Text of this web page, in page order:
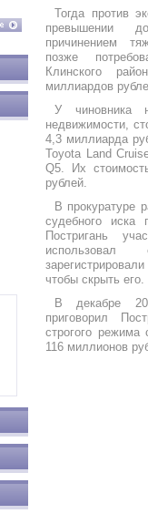
Тогда против
превышении
причинением
позже
Клинского
миллиардов
У чиновника
недвижимости,
4,3 миллиарда
Toyota Land
Q5.
Их
рублей.
В прокуратуре
судебного иска
Постригань
чтобы скрыть его.
В декабре
приговорил
строгого
116 миллионов